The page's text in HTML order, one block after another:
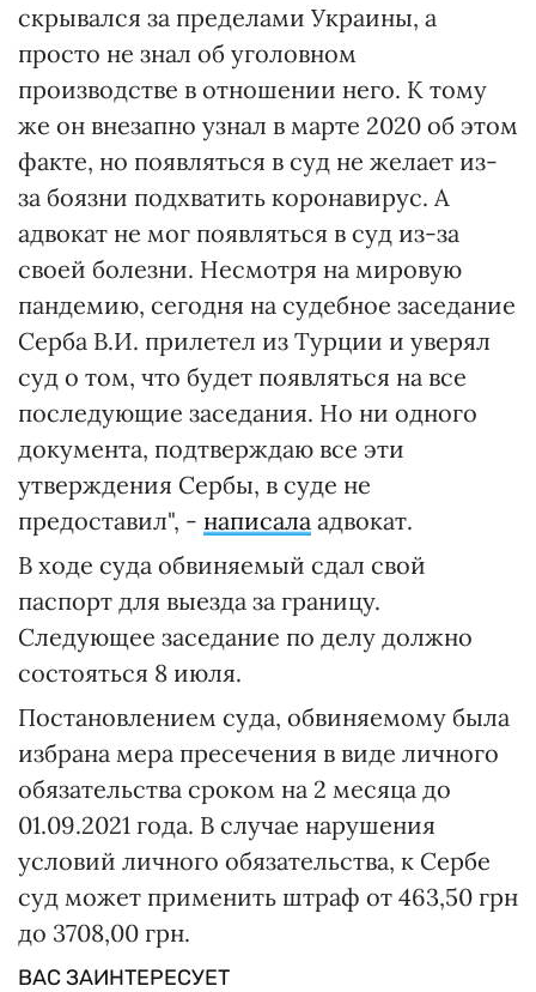
скрывался за пределами Украины, а
просто не знал об уголовном
производстве в отношении него. К тому
же он внезапно узнал в марте 2020 об этом
факте, но появляться в суд не желает из-
за боязни подхватить коронавирус. А
адвокат не мог появляться в суд из-за
своей болезни. Несмотря на мировую
пандемию, сегодня на судебное заседание
Серба В.И. прилетел из Турции и уверял
суд о том, что будет появляться на все
последующие заседания. Но ни одного
документа, подтверждаю все эти
утверждения Сербы, в суде не
предоставил", - написала адвокат.
В ходе суда обвиняемый сдал свой
паспорт для выезда за границу.
Следующее заседание по делу должно
состояться 8 июля.
Постановлением суда, обвиняемому была
избрана мера пресечения в виде личного
обязательства сроком на 2 месяца до
01.09.2021 года. В случае нарушения
условий личного обязательства, к Сербе
суд может применить штраф от 463,50 грн
до 3708,00 грн.
ВАС ЗАИНТЕРЕСУЕТ